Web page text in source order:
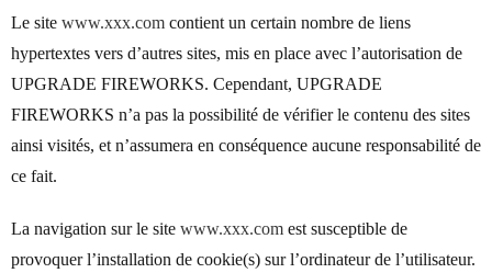
Le site www.xxx.com contient un certain nombre de liens
hypertextes vers d’autres sites, mis en place avec l’autorisation de
UPGRADE FIREWORKS. Cependant, UPGRADE
FIREWORKS n’a pas la possibilité de vérifier le contenu des sites
ainsi visités, et n’assumera en conséquence aucune responsabilité de
ce fait.
La navigation sur le site www.xxx.com est susceptible de
provoquer l’installation de cookie(s) sur l’ordinateur de l’utilisateur.